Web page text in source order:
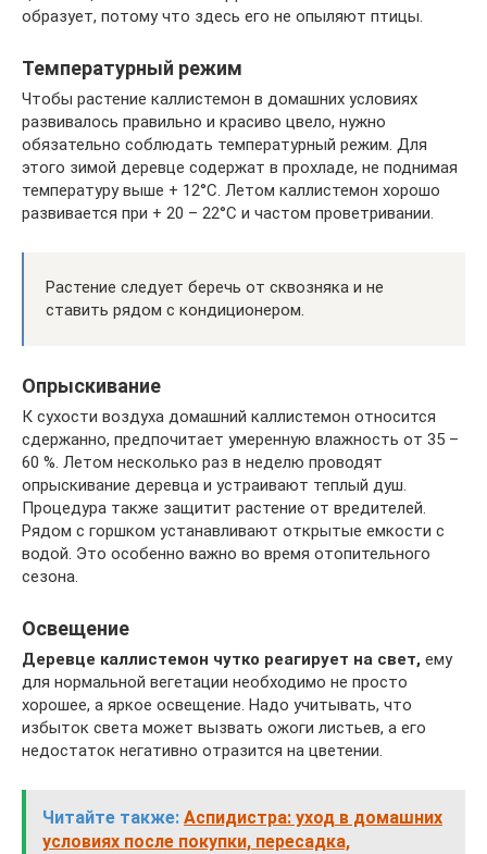
образует, потому что здесь его не опыляют птицы.
Температурный режим
Чтобы растение каллистемон в домашних условиях
развивалось правильно и красиво цвело, нужно
обязательно соблюдать температурный режим. Для
этого зимой деревце содержат в прохладе, не поднимая
температуру выше + 12°C. Летом каллистемон хорошо
развивается при + 20 – 22°C и частом проветривании.
Растение следует беречь от сквозняка и не
ставить рядом с кондиционером.
Опрыскивание
К сухости воздуха домашний каллистемон относится
сдержанно, предпочитает умеренную влажность от 35 –
60 %. Летом несколько раз в неделю проводят
опрыскивание деревца и устраивают теплый душ.
Процедура также защитит растение от вредителей.
Рядом с горшком устанавливают открытые емкости с
водой. Это особенно важно во время отопительного
сезона.
Освещение
Деревце каллистемон чутко реагирует на свет, ему
для нормальной вегетации необходимо не просто
хорошее, а яркое освещение. Надо учитывать, что
избыток света может вызвать ожоги листьев, а его
недостаток негативно отразится на цветении.
Читайте также: Аспидистра: уход в домашних
условиях после покупки, пересадка,